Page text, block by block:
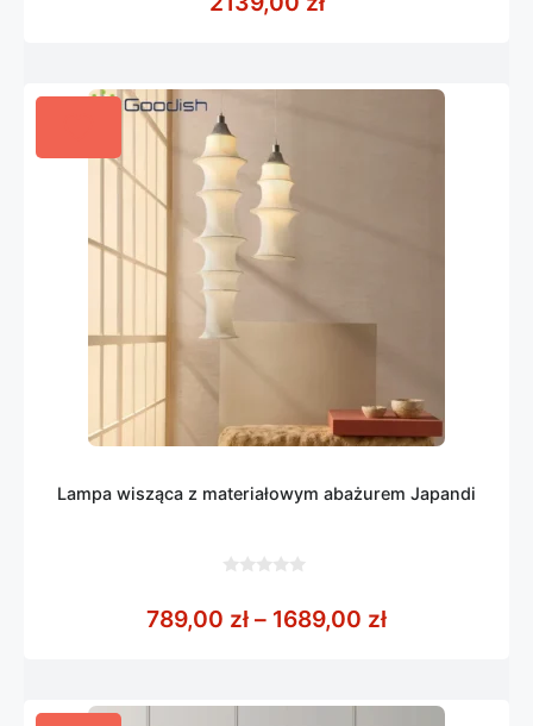
Lampa wisząca z materiałowym abażurem Japandi
5
789,00 zł – 1689,00 złZakres cen: